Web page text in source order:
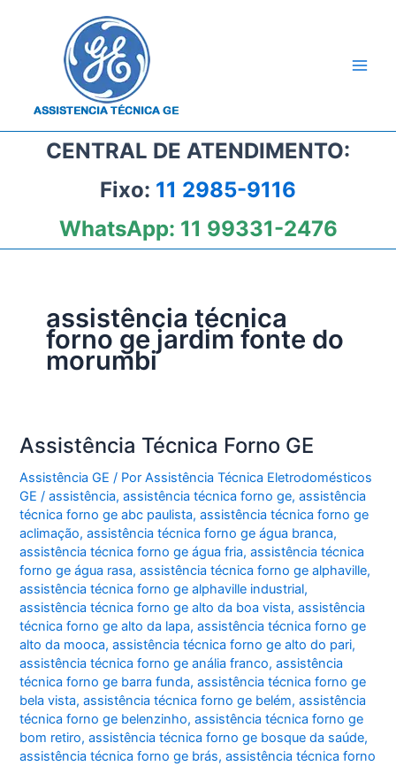
CENTRAL DE ATENDIMENTO:
Fixo: 11 2985-9116
WhatsApp: 11 99331-2476
assistência técnica
forno ge jardim fonte do
morumbi
Assistência Técnica Forno GE
Assistência GE / PorAssistência Técnica Eletrodomésticos
GE/assistência,assistência técnica forno ge,assistência
técnica forno ge abc paulista,assistência técnica forno ge
aclimação,assistência técnica forno ge água branca,
assistência técnica forno ge água fria,assistência técnica
forno ge água rasa,assistência técnica forno ge alphaville,
assistência técnica forno ge alphaville industrial,
assistência técnica forno ge alto da boa vista,assistência
técnica forno ge alto da lapa,assistência técnica forno ge
alto da mooca,assistência técnica forno ge alto do pari,
assistência técnica forno ge anália franco,assistência
técnica forno ge barra funda,assistência técnica forno ge
bela vista,assistência técnica forno ge belém,assistência
técnica forno ge belenzinho,assistência técnica forno ge
bom retiro,assistência técnica forno ge bosque da saúde,
assistência técnica forno ge brás,assistência técnica forno